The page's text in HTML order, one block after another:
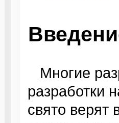
Многие разработчики с немалым опытом
разработки
свято верят